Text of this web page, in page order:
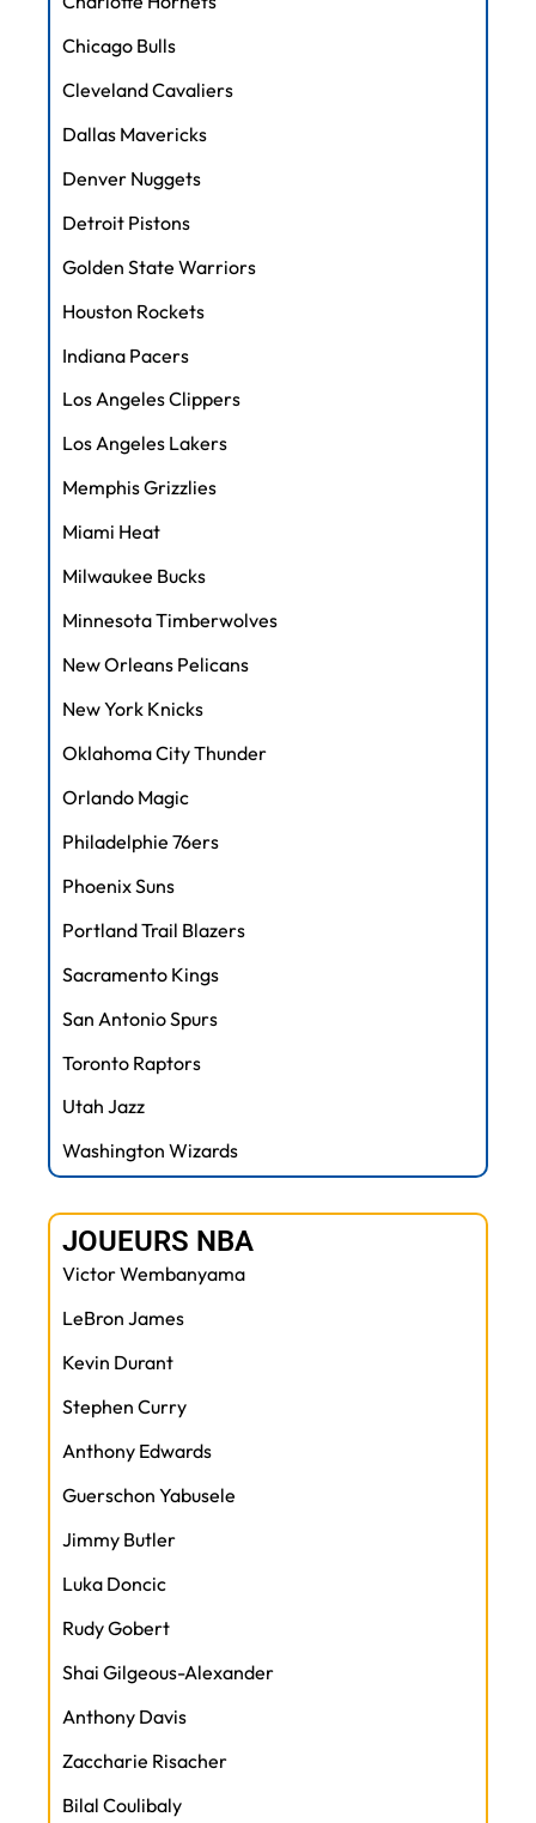
Chicago Bulls
Cleveland Cavaliers
Dallas Mavericks
Denver Nuggets
Detroit Pistons
Golden State Warriors
Houston Rockets
Indiana Pacers
Los Angeles Clippers
Los Angeles Lakers
Memphis Grizzlies
Miami Heat
Milwaukee Bucks
Minnesota Timberwolves
New Orleans Pelicans
New York Knicks
Oklahoma City Thunder
Orlando Magic
Philadelphie 76ers
Phoenix Suns
Portland Trail Blazers
Sacramento Kings
San Antonio Spurs
Toronto Raptors
Utah Jazz
Washington Wizards
JOUEURS NBA
Victor Wembanyama
LeBron James
Kevin Durant
Stephen Curry
Anthony Edwards
Guerschon Yabusele
Jimmy Butler
Luka Doncic
Rudy Gobert
Shai Gilgeous-Alexander
Anthony Davis
Zaccharie Risacher
Bilal Coulibaly